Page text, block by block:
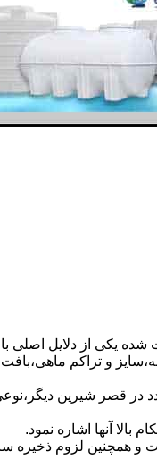
یکی از دلایل اصلی
و تراکم
در قصر شیرین
آنها اشاره نمود.
لزوم ذخیره